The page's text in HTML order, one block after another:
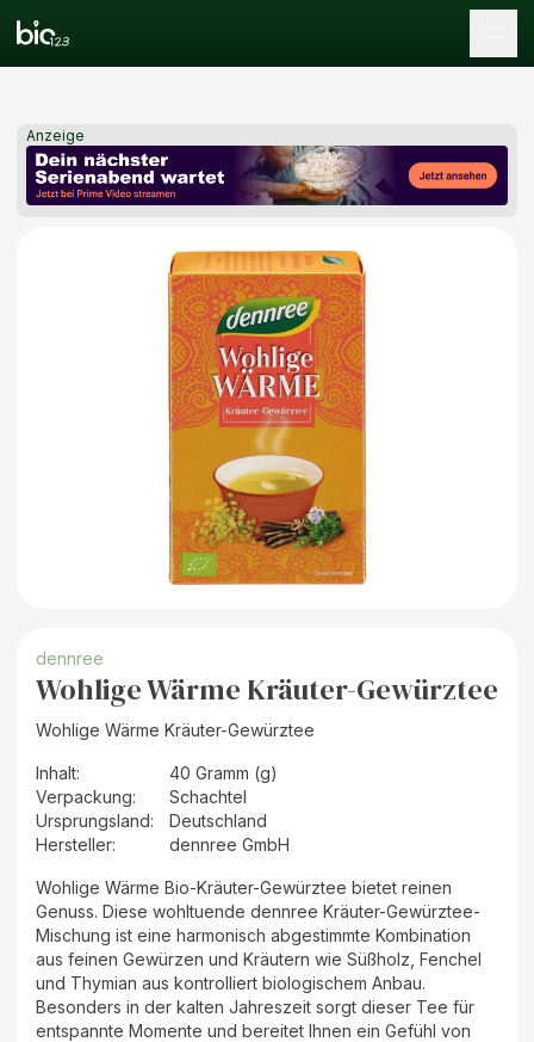
Anzeige
dennree
Wohlige Wärme Kräuter-Gewürztee
Wohlige Wärme Kräuter-Gewürztee
Inhalt:
40 Gramm (g)
Verpackung:
Schachtel
Ursprungsland:
Deutschland
Hersteller: dennree GmbH
Wohlige Wärme Bio-Kräuter-Gewürztee bietet reinen
Genuss. Diese wohltuende dennree Kräuter-Gewürztee-
Mischung ist eine harmonisch abgestimmte Kombination
aus feinen Gewürzen und Kräutern wie Süßholz, Fenchel
und Thymian aus kontrolliert biologischem Anbau.
Besonders in der kalten Jahreszeit sorgt dieser Tee für
entspannte Momente und bereitet Ihnen ein Gefühl von